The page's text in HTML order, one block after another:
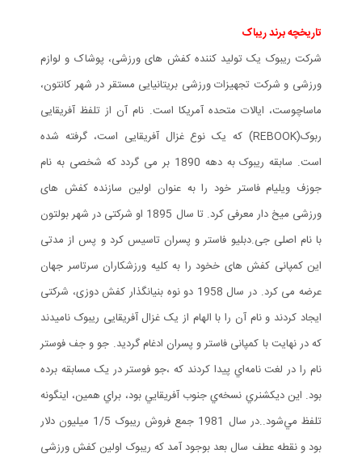
تاریخچه برند ریباک
شرکت ریبوک یک تولید کننده کفش های ورزشی، پوشاک و لوازم
ورزشی و شرکت تجهیزات ورزشی بریتانیایی مستقر در شهر کانتون،
ماساچوست، ایالات متحده آمریکا است. نام آن از تلفظ آفریقایی
ربوک(REBOOK) که یک نوع غزال آفریقایی است، گرفته شده
است. سابقه ریبوک به دهه 1890 بر می گردد که شخصی به نام
جوزف ویلیام فاستر خود را به عنوان اولین سازنده کفش های
ورزشی میخ دار معرفی کرد. تا سال 1895 او شرکتی در شهر بولتون
با نام اصلی جی.دبلیو فاستر و پسران تاسیس کرد و پس از مدتی
این کمپانی کفش های خخود را به کلیه ورزشکاران سرتاسر جهان
عرضه می کرد. در سال 1958 دو نوه بنیانگذار کفش دوزی، شرکتی
ایجاد کردند و نام آن را با الهام از یک غزال آفریقایی ریبوک نامیدند
که در نهایت با کمپانی فاستر و پسران ادغام گردید. جو و جف فوستر
نام را در لغت نامه‌اي پيدا کردند که ،جو فوستر در يک مسابقه برده
بود. اين ديکشنري نسخه‌ي جنوب آفريقايي بود، براي همين، اينگونه
تلفظ مي‌شود..در سال 1981 جمع فروش ریبوک 1/5 میلیون دلار
بود و نقطه عطف سال بعد بوجود آمد که ریبوک اولین کفش ورزشی